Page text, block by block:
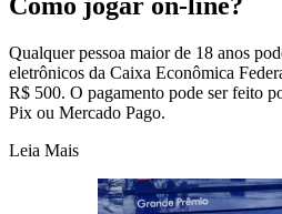
Qualquer pessoa maior de 18 anos
eletrônicos da Caixa Econômica
R$ 500. O pagamento pode ser feito
Pix ou Mercado Pago.
Leia Mais